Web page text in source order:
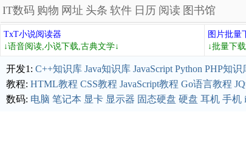
IT数码 购物 网址 头条 软件 日历 阅读 图书馆
TxT小说阅读器
↓语音阅读,小说下载,古典文学↓
图片批量
↓批量下
开发1: C++知识库 Java知识库 JavaScript Python PHP知识
教程: HTML教程 CSS教程 JavaScript教程 Go语言教程
数码: 电脑 笔记本 显卡 显示器 固态硬盘 硬盘 耳机 手机